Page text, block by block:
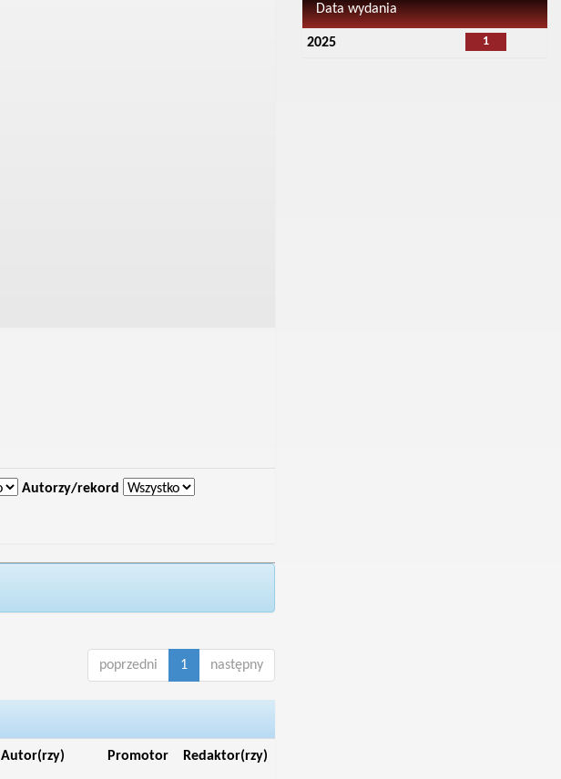
Autorzy/rekord
poprzedni 1 następny
Autor(rzy) Promotor Redaktor(rzy)
Data wydania
1
2025